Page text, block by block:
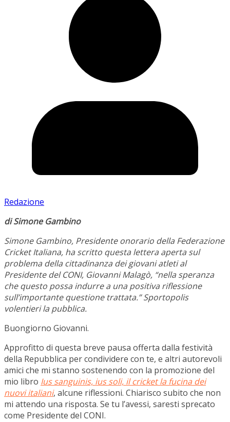
Redazione
di Simone Gambino
Simone Gambino, Presidente onorario della Federazione
Cricket Italiana, ha scritto questa lettera aperta sul
problema della cittadinanza dei giovani atleti al
Presidente del CONI, Giovanni Malagò, “nella speranza
che questo possa indurre a una positiva riflessione
sull’importante questione trattata.” Sportopolis
volentieri la pubblica.
Buongiorno Giovanni.
Approfitto di questa breve pausa offerta dalla festività
della Repubblica per condividere con te, e altri autorevoli
amici che mi stanno sostenendo con la promozione del
mio libro Ius sanguinis, ius soli, il cricket la fucina dei
nuovi italiani, alcune riflessioni. Chiarisco subito che non
mi attendo una risposta. Se tu l’avessi, saresti sprecato
come Presidente del CONI.